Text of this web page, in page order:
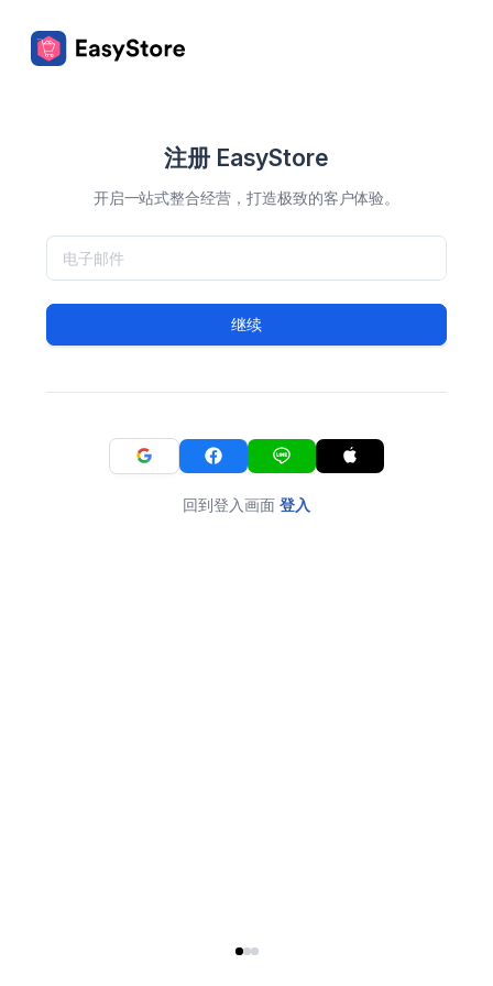
注册 EasyStore
开启一站式整合经营，打造极致的客户体验。
继续
回到登入画面 登入